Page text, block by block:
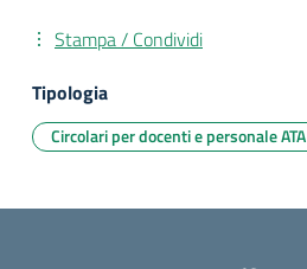
Stampa / Condividi
Tipologia
Circolari per docenti e personale ATA